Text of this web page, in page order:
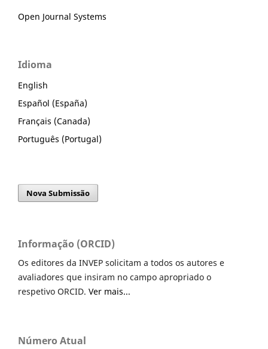
Open Journal Systems
Idioma
English
Español (España)
Français (Canada)
Português (Portugal)
Nova Submissão
Informação (ORCID)
Os editores da INVEP solicitam a todos os autores e
avaliadores que insiram no campo apropriado o
respetivo ORCID. Ver mais...
Número Atual